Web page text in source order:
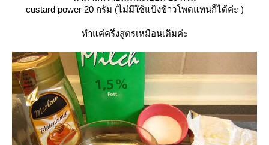
custard power 20 กรัม (ไม่มีใช้แป้งข้าวโพดแทนก็ได้ค่ะ )
ทำแค่ครึ่งสูตรเหมือนเดิมค่ะ